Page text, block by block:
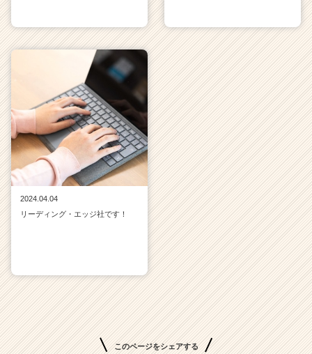
2024.04.04
リーディング・エッジ社です！
このページをシェアする